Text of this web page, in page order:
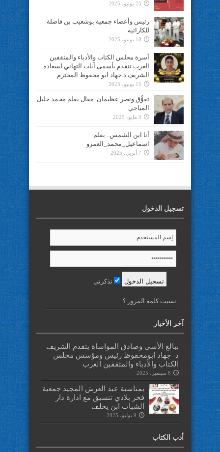
25 يونيو، 2025
رئيس وأعضاء جمعية بوشعيب بن فاضلة
للكاراتيه
18 يونيو، 2025
أسرة مجلس الكتاب والأدباء والمثقفين
العرب تتقدم بأسمى آيات التهاني لسعادة
الشريف د.جهاد ابو محفوظ المحترم
15 يونيو، 2025
تفوُّق ونصر عظيمان..مقال بقلم محمد خليل
المياحي
3 مايو، 2025
أنا ابن الشمس.. بقلم
اسماعيل_محمد_العمرو
7 أبريل، 2025
تسجيل الدخول
تذكرني
نسيت كلمة المرور ؟
آخر الأخبار
ببالغ الأسى وصادق المواساة يتقدم الشريف
د- جهاد ابومحفوظ رئيس ومؤسس مجلس
الكتاب والأدباء والمثقفين العرب
8 سبتمبر، 2025
بمناسبة عيد العرش المجيد جمعية
فخر بلادي تنسيق مع ادارة دار
الشباب ابن يخلف
9 يوليو، 2025
أدب الكتاب